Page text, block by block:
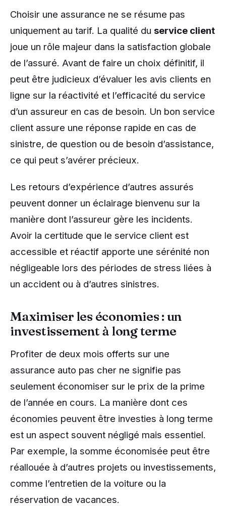
Choisir une assurance ne se résume pas
uniquement au tarif. La qualité du service client
joue un rôle majeur dans la satisfaction globale
de l’assuré. Avant de faire un choix définitif, il
peut être judicieux d’évaluer les avis clients en
ligne sur la réactivité et l’efficacité du service
d’un assureur en cas de besoin. Un bon service
client assure une réponse rapide en cas de
sinistre, de question ou de besoin d’assistance,
ce qui peut s’avérer précieux.
Les retours d’expérience d’autres assurés
peuvent donner un éclairage bienvenu sur la
manière dont l’assureur gère les incidents.
Avoir la certitude que le service client est
accessible et réactif apporte une sérénité non
négligeable lors des périodes de stress liées à
un accident ou à d’autres sinistres.
Maximiser les économies : un
investissement à long terme
Profiter de deux mois offerts sur une
assurance auto pas cher ne signifie pas
seulement économiser sur le prix de la prime
de l’année en cours. La manière dont ces
économies peuvent être investies à long terme
est un aspect souvent négligé mais essentiel.
Par exemple, la somme économisée peut être
réallouée à d’autres projets ou investissements,
comme l’entretien de la voiture ou la
réservation de vacances.